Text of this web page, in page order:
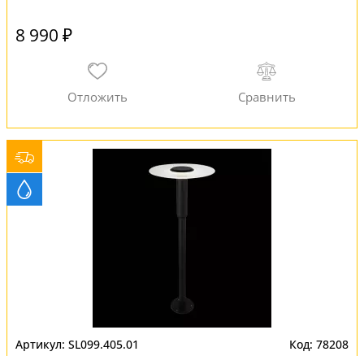
8 990 ₽
SL099.405.01 78208